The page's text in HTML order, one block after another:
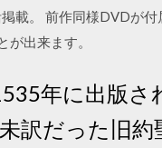
載。 前作同様DVDが
出来ます。
年に出版
訳だった旧約